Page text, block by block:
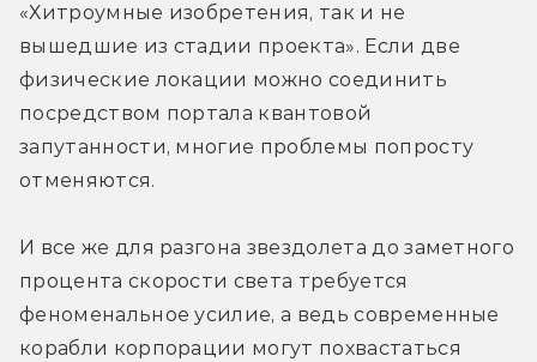
«Хитроумные изобретения, так и не
вышедшие из стадии проекта». Если две
физические локации можно соединить
посредством портала квантовой
запутанности, многие проблемы попросту
отменяются.
И все же для разгона звездолета до заметного
процента скорости света требуется
феноменальное усилие, а ведь современные
корабли корпорации могут похвастаться